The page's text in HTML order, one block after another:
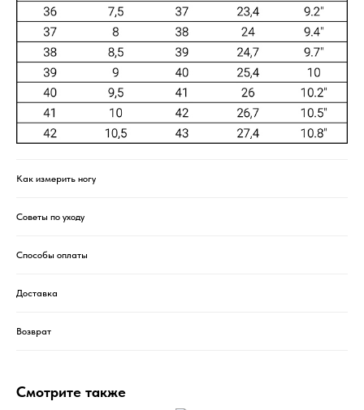
Как измерить ногу
Советы по уходу
Способы оплаты
Доставка
Возврат
Смотрите также